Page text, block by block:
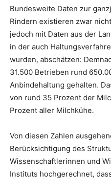
Bundesweite Daten zur
Rindern existieren zwar
jedoch mit Daten aus der
in der auch
wurden, abschätzen:
31.500 Betrieben rund
Anbindehaltung gehalten.
von rund 35 Prozent der
Prozent aller Milchkühe.
Von diesen Zahlen
Berücksichtigung des
Wissenschaftlerinnen und
Instituts hochgerechnet,